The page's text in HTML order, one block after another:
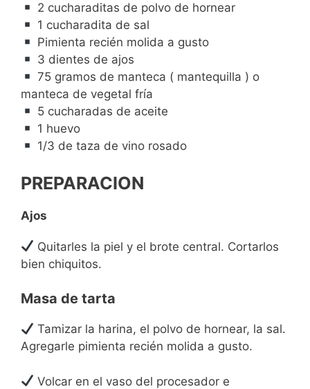
2 cucharaditas de polvo de hornear
1 cucharadita de sal
Pimienta recién molida a gusto
3 dientes de ajos
75 gramos de manteca ( mantequilla ) o
manteca de vegetal fría
5 cucharadas de aceite
1 huevo
1/3 de taza de vino rosado
PREPARACION
Ajos
Quitarles la piel y el brote central. Cortarlos
bien chiquitos.
Masa de tarta
Tamizar la harina, el polvo de hornear, la sal.
Agregarle pimienta recién molida a gusto.
Volcar en el vaso del procesador e